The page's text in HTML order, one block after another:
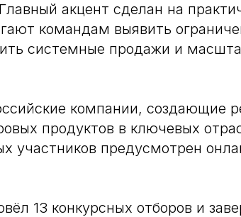
акцент сделан на
командам выявить
системные продажи и
компании, создающие
продуктов в ключевых
участников предусмотрен
13 конкурсных отборов и